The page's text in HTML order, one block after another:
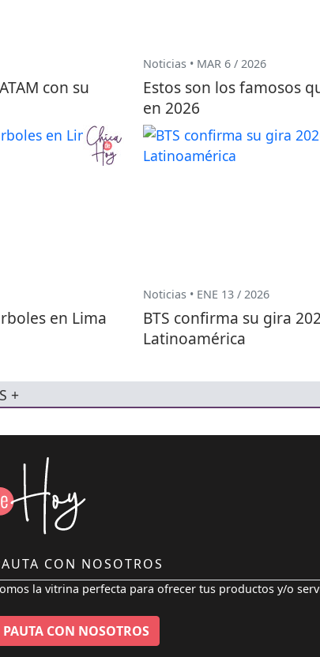
con su
Noticias • MAR 6 / 2026
Estos son los famosos
en 2026
en Lima
Noticias • ENE 13 / 2026
BTS confirma su gira
Latinoamérica
+
CON NOSOTROS
la vitrina perfecta para ofrecer tus productos y/o
PAUTA CON NOSOTROS